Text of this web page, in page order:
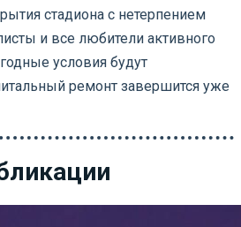
стадиона с нетерпением
и все любители активного
условия будут
ремонт завершится уже